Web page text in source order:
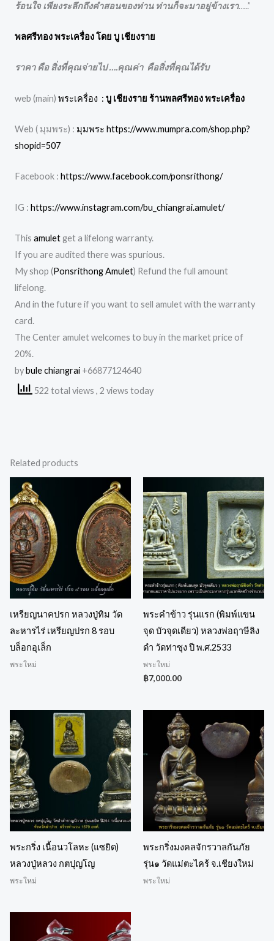
ร้อนใจ เพียงระลึกถึงคำสอนของท่าน ท่านก็จะมาอยู่ข้างเรา…..”
พลศรีทอง พระเครื่อง โดย บู เชียงราย
ราคา คือ สิ่งที่คุณจ่ายไป ….คุณค่า คือสิ่งที่คุณได้รับ
web (main) พระเครื่อง : บู เชียงราย ร้านพลศรีทอง พระเครื่อง
Web ( มุมพระ) : มุมพระ https://www.mumpra.com/shop.php?
shopid=507
Facebook : https://www.facebook.com/ponsrithong/
IG : https://www.instagram.com/bu_chiangrai.amulet/
This amuletget a lifelong warranty.
If you are audited there was spurious.
My shop (Ponsrithong Amulet) Refund the full amount
lifelong.
And in the future if you want to sell amulet with the warranty
card.
The Center amulet welcomes to buy in the market price of
20%.
bybule chiangrai +66877124640
522 total views , 2 views today
Related products
เหรียญนาคปรก หลวงปู่ทิม วัด
ละหารไร่ เหรียญปรก 8 รอบ
บล็อกอุเล็ก
พระใหม่
พระคำข้าว รุ่นแรก (พิมพ์แขน
จุด บัวจุดเดียว) หลวงพ่อฤาษีลิง
ดำ วัดท่าซุง ปี พ.ศ.2533
พระใหม่
฿7,000.00
พระกริ่ง เนื้อนวโลหะ (แซยิด)
หลวงปู่หลวง กตปุญโญ
พระใหม่
พระกริ่งมงคลจักรวาลกันภัย
รุ่น๑ วัดแม่ตะไคร้ จ.เชียงใหม่
พระใหม่